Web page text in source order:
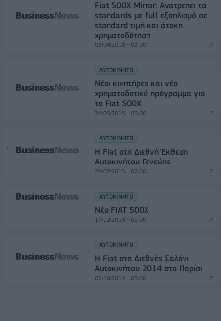
Fiat 500X Mirror: Ανατρέπει τα
standards με full εξοπλισμό σε
standard τιμή και άτοκη
χρηματοδότηση
03/04/2018 - 03:00
ΑΥΤΟΚΙΝΗΤΟ
Νέοι κινητήρες και νέο
χρηματοδοτικό πρόγραμμα για
το Fiat 500X
28/05/2015 - 03:00
ΑΥΤΟΚΙΝΗΤΟ
Η Fiat στη Διεθνή Έκθεση
Αυτοκινήτου Γενεύης
24/02/2015 - 02:00
ΑΥΤΟΚΙΝΗΤΟ
Νέο FIAT 500X
17/12/2014 - 02:00
ΑΥΤΟΚΙΝΗΤΟ
Η Fiat στο Διεθνές Σαλόνι
Αυτοκινήτου 2014 στο Παρίσι
02/10/2014 - 03:00